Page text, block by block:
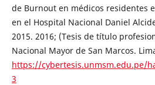
de Burnout en médicos residentes
en el Hospital Nacional Daniel
2015. 2016; (Tesis de título
Nacional Mayor de San Marcos.
https://cybertesis.unmsm.edu.pe/
3